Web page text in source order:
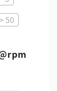
50